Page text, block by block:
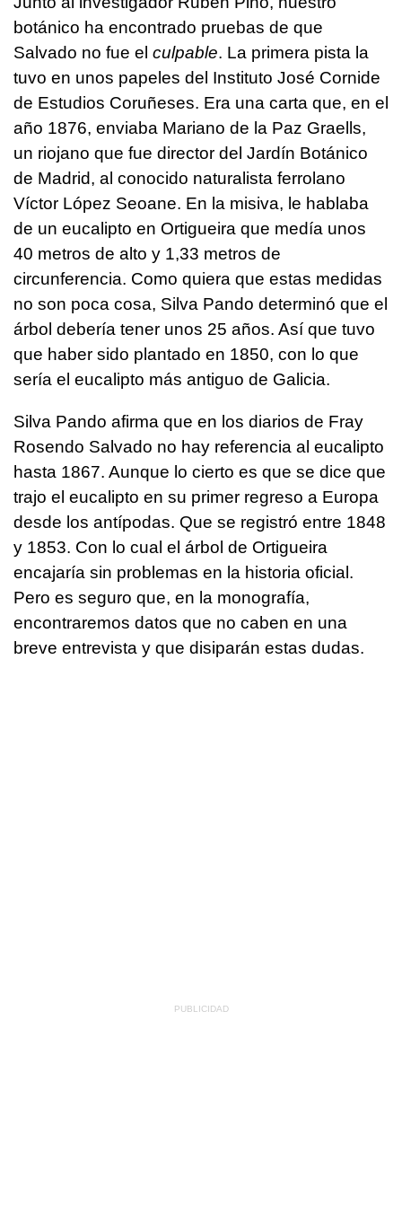
botánico ha encontrado pruebas de que
Salvado no fue el culpable. La primera pista la
tuvo en unos papeles del Instituto José Cornide
de Estudios Coruñeses. Era una carta que, en el
año 1876, enviaba Mariano de la Paz Graells,
un riojano que fue director del Jardín Botánico
de Madrid, al conocido naturalista ferrolano
Víctor López Seoane. En la misiva, le hablaba
de un eucalipto en Ortigueira que medía unos
40 metros de alto y 1,33 metros de
circunferencia. Como quiera que estas medidas
no son poca cosa, Silva Pando determinó que el
árbol debería tener unos 25 años. Así que tuvo
que haber sido plantado en 1850, con lo que
sería el eucalipto más antiguo de Galicia.
Silva Pando afirma que en los diarios de Fray
Rosendo Salvado no hay referencia al eucalipto
hasta 1867. Aunque lo cierto es que se dice que
trajo el eucalipto en su primer regreso a Europa
desde los antípodas. Que se registró entre 1848
y 1853. Con lo cual el árbol de Ortigueira
encajaría sin problemas en la historia oficial.
Pero es seguro que, en la monografía,
encontraremos datos que no caben en una
breve entrevista y que disiparán estas dudas.